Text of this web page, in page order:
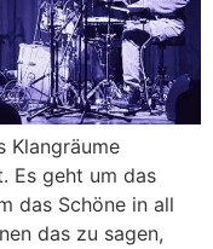
Klangräume
Es geht um das
das Schöne in all
das zu sagen,